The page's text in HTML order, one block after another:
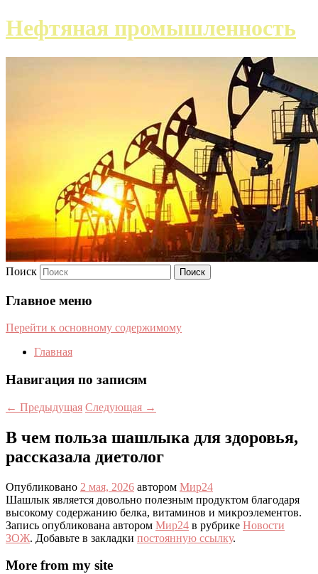
Нефтяная промышленность
Поиск
Главное меню
Перейти к основному содержимому
Главная
Навигация по записям
← Предыдущая Следующая →
В чем польза шашлыка для здоровья,
рассказала диетолог
Опубликовано 2 мая, 2026 автором Мир24
Шашлык является довольно полезным продуктом благодаря
высокому содержанию белка, витаминов и микроэлементов.
Запись опубликована автором Мир24 в рубрике Новости
ЗОЖ. Добавьте в закладки постоянную ссылку.
More from my site